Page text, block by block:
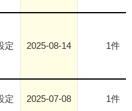
定 2025-08-14 1件
定 2025-07-08 1件